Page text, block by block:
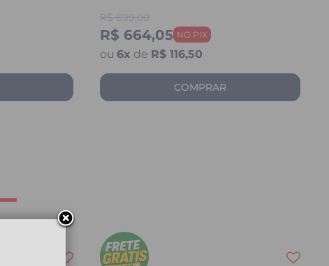
R$ 699,00
R$ 664,05
6x de R$ 116,50
COMPRAR